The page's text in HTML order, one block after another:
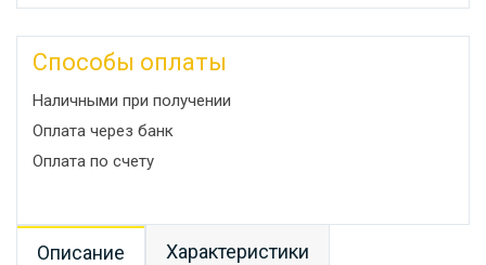
Способы оплаты
Наличными при получении
Оплата через банк
Оплата по счету
Описание Характеристики